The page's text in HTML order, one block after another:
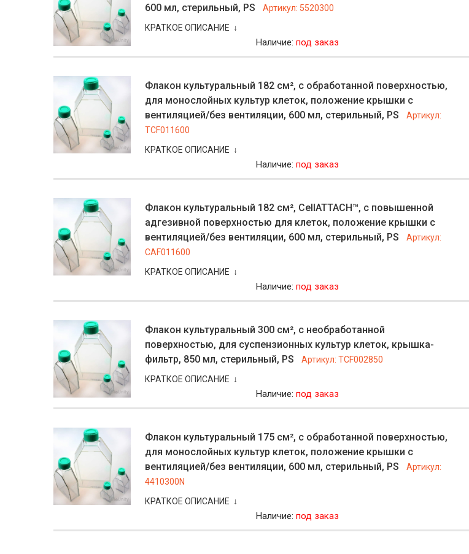
600 мл, стерильный, PS
Артикул: 5520300
КРАТКОЕ ОПИСАНИЕ ↓
Наличие:под заказ
Флакон культуральный 182 см², с обработанной поверхностью,
для монослойных культур клеток, положение крышки с
вентиляцией/без вентиляции, 600 мл, стерильный, PS
Артикул:
TCF011600
КРАТКОЕ ОПИСАНИЕ ↓
Наличие:под заказ
Флакон культуральный 182 см², CellATTACH™, с повышенной
адгезивной поверхностью для клеток, положение крышки с
вентиляцией/без вентиляции, 600 мл, стерильный, PS
Артикул:
CAF011600
КРАТКОЕ ОПИСАНИЕ ↓
Наличие:под заказ
Флакон культуральный 300 см², с необработанной
поверхностью, для суспензионных культур клеток, крышка-
фильтр, 850 мл, стерильный, PS
Артикул: TCF002850
КРАТКОЕ ОПИСАНИЕ ↓
Наличие:под заказ
Флакон культуральный 175 см², с обработанной поверхностью,
для монослойных культур клеток, положение крышки с
вентиляцией/без вентиляции, 600 мл, стерильный, PS
Артикул:
4410300N
КРАТКОЕ ОПИСАНИЕ ↓
Наличие:под заказ